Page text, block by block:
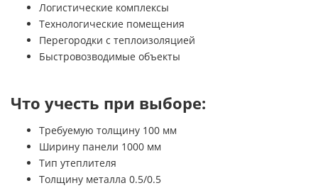
Логистические комплексы
Технологические помещения
Перегородки с теплоизоляцией
Быстровозводимые объекты
Что учесть при выборе:
Требуемую толщину 100 мм
Ширину панели 1000 мм
Тип утеплителя
Толщину металла 0.5/0.5